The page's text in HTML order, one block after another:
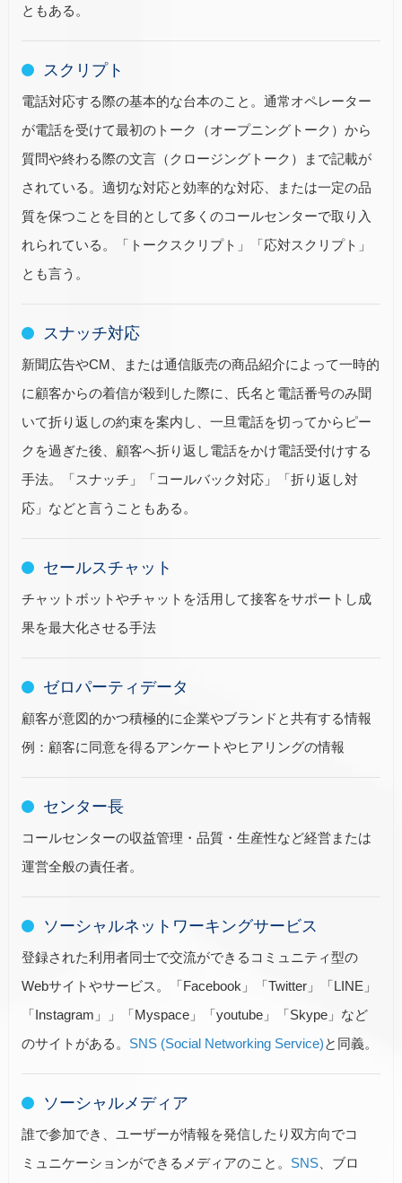
ともある。
スクリプト
電話対応する際の基本的な台本のこと。通常オペレーター
が電話を受けて最初のトーク（オープニングトーク）から
質問や終わる際の文言（クロージングトーク）まで記載が
されている。適切な対応と効率的な対応、または一定の品
質を保つことを目的として多くのコールセンターで取り入
れられている。「トークスクリプト」「応対スクリプト」
とも言う。
スナッチ対応
新聞広告やCM、または通信販売の商品紹介によって一時的
に顧客からの着信が殺到した際に、氏名と電話番号のみ聞
いて折り返しの約束を案内し、一旦電話を切ってからピー
クを過ぎた後、顧客へ折り返し電話をかけ電話受付けする
手法。「スナッチ」「コールバック対応」「折り返し対
応」などと言うこともある。
セールスチャット
チャットボットやチャットを活用して接客をサポートし成
果を最大化させる手法
ゼロパーティデータ
顧客が意図的かつ積極的に企業やブランドと共有する情報
例：顧客に同意を得るアンケートやヒアリングの情報
センター長
コールセンターの収益管理・品質・生産性など経営または
運営全般の責任者。
ソーシャルネットワーキングサービス
登録された利用者同士で交流ができるコミュニティ型の
Webサイトやサービス。「Facebook」「Twitter」「LINE」
「Instagram」」「Myspace」「youtube」「Skype」など
のサイトがある。 SNS (Social Networking Service)と同義。
ソーシャルメディア
誰で参加でき、ユーザーが情報を発信したり双方向でコ
ミュニケーションができるメディアのこと。 SNS 、ブロ